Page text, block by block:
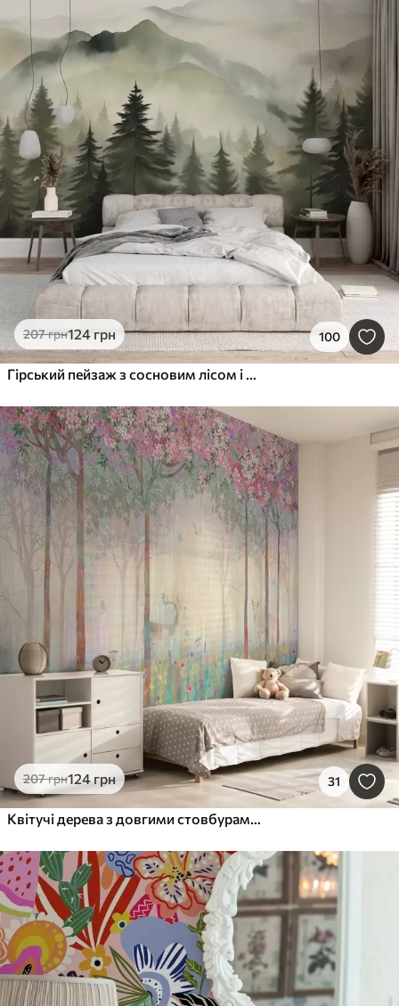
207грн124 грн 100
Гірський пейзаж з сосновим лісом і шаруватими горами на світанку з легким туманом, аквареллю, що імітує мистецтво
207грн124грн 31
Квітучі дерева з довгими стовбурами, олені між дерев